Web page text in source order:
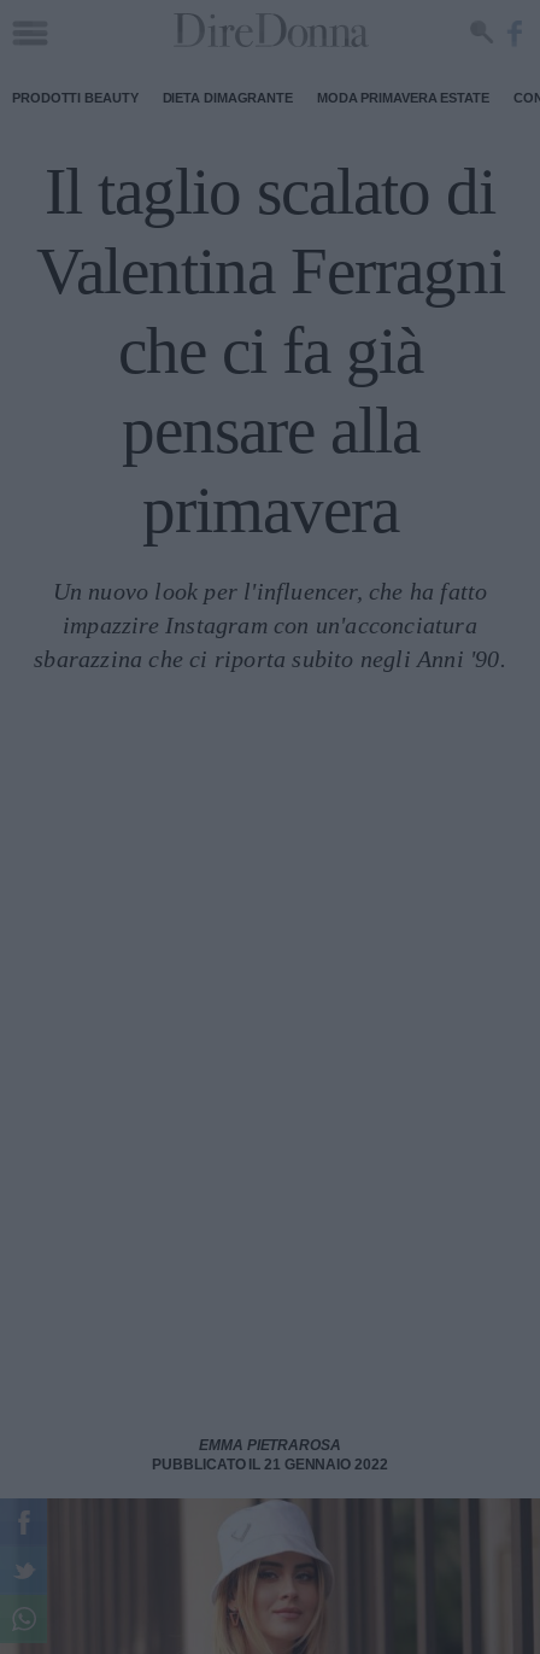
PRODOTTI BEAUTY DIETA DIMAGRANTE MODA PRIMAVERA ESTATE
Il taglio scalato di
Valentina Ferragni
che ci fa già
pensare alla
primavera
Un nuovo look per l'influencer, che ha fatto
impazzire Instagram con un'acconciatura
sbarazzina che ci riporta subito negli Anni '90.
EMMA PIETRAROSA
PUBBLICATO IL 21 GENNAIO 2022